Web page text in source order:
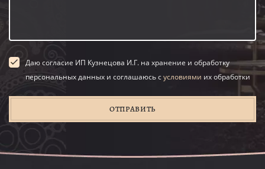
Даю согласие ИП Кузнецова И.Г. на хранение и обработку
персональных данных и соглашаюсь сусловиями их обработки
ОТПРАВИТЬ